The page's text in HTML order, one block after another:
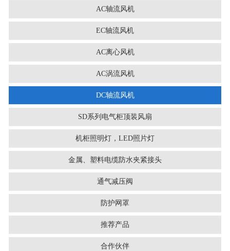
AC轴流风机
EC轴流风机
AC离心风机
AC涡流风机
DC轴流风机
SD系列电气柜顶装风扇
机柜照明灯，LED照片灯
金属、塑料电缆防水夹紧接头
通气减压阀
防护网罩
推荐产品
合作伙伴